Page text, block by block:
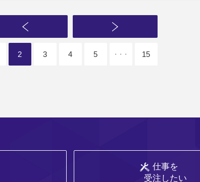
2 3 4 5 ・・・ 15
仕事を
受注したい